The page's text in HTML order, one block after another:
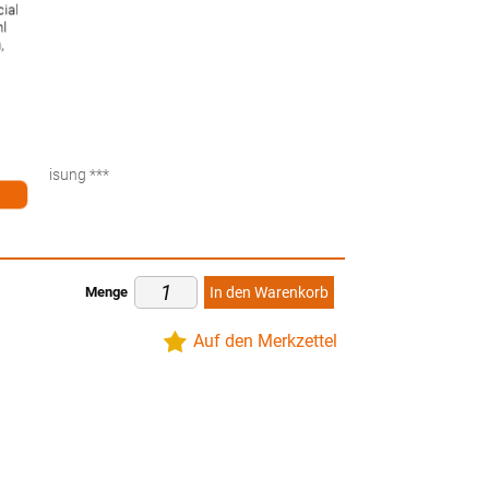
***
Menge In den Warenkorb
Auf den Merkzettel